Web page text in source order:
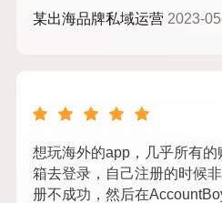
某出海品牌私域运营 2023-
想玩海外的app，几乎所有的
箱去登录，自己注册的时候
册不成功，然后在